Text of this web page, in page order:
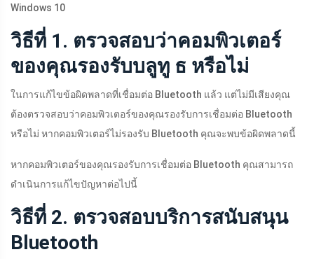
Windows 10
วิธีที่ 1. ตรวจสอบว่าคอมพิวเตอร์
ของคุณรองรับบลูทู ธ หรือไม่
ในการแก้ไขข้อผิดพลาดที่เชื่อมต่อ Bluetooth แล้ว แต่ไม่มีเสียงคุณ
ต้องตรวจสอบว่าคอมพิวเตอร์ของคุณรองรับการเชื่อมต่อ Bluetooth
หรือไม่ หากคอมพิวเตอร์ไม่รองรับ Bluetooth คุณจะพบข้อผิดพลาดนี้
หากคอมพิวเตอร์ของคุณรองรับการเชื่อมต่อ Bluetooth คุณสามารถ
ดำเนินการแก้ไขปัญหาต่อไปนี้
วิธีที่ 2. ตรวจสอบบริการสนับสนุน
Bluetooth